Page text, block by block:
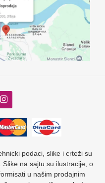
podaci, slike i crteži su
na sajtu su ilustracije, o
u našim prodajnim